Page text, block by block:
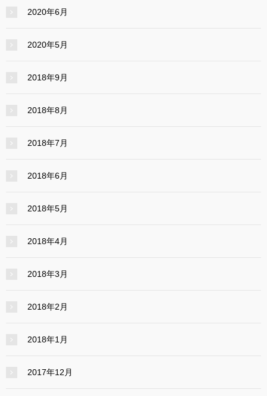
2020年6月
2020年5月
2018年9月
2018年8月
2018年7月
2018年6月
2018年5月
2018年4月
2018年3月
2018年2月
2018年1月
2017年12月